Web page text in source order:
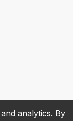
analytics. By